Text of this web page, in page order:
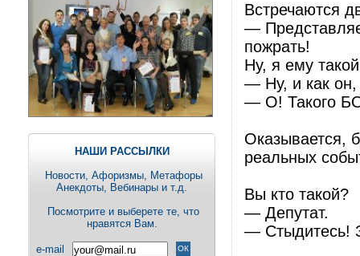
НАШИ РАССЫЛКИ
Новости, Aфоризмы, Метафоры
Анекдоты, Вебинары и т.д.
Посмотрите и выберете те, что
нравятся Вам.
e-mail
Встречаются
—
пожрать!
Ну, я ему
— Ну, и как он,
— О! Такого
Оказывается,
реальных
Вы кто такой?
— Депутат.
— Стыдитесь!